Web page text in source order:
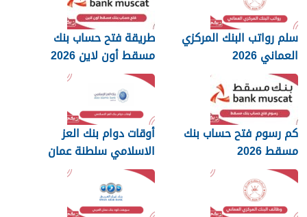
سلم رواتب البنك المركزي
العماني 2026
طريقة فتح حساب بنك
مسقط أون لاين 2026
كم رسوم فتح حساب بنك
مسقط 2026
أوقات دوام بنك العز
الاسلامي سلطنة عمان
2026